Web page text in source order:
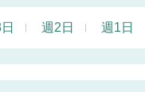
週2日 週1日